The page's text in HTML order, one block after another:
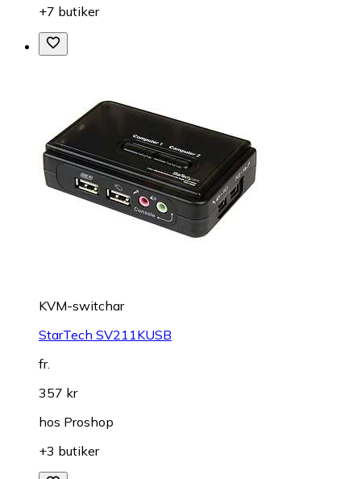
+7 butiker
KVM-switchar
StarTech SV211KUSB
fr.
357 kr
hos Proshop
+3 butiker